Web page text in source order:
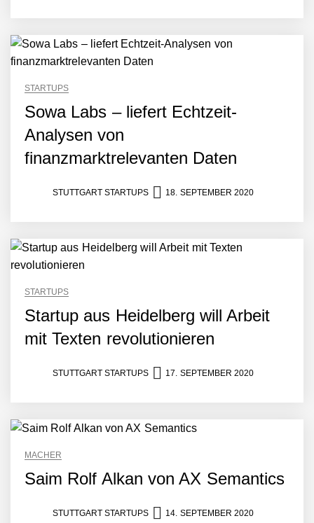
STARTUPS
Sowa Labs – liefert Echtzeit-
Analysen von
finanzmarktrelevanten Daten
STUTTGART STARTUPS 18. SEPTEMBER 2020
STARTUPS
Startup aus Heidelberg will Arbeit
mit Texten revolutionieren
STUTTGART STARTUPS 17. SEPTEMBER 2020
MACHER
Saim Rolf Alkan von AX Semantics
STUTTGART STARTUPS 14. SEPTEMBER 2020
Dollar bekannt, um den
Plattform zu beschleunigen
NEURA Robotics und
starten strategische
Bundesliga-Premiere:
FiniteNow ermöglicht
Angebotskalkulation für
Entwicklungsprozesse
Pyck im Employer Portrait